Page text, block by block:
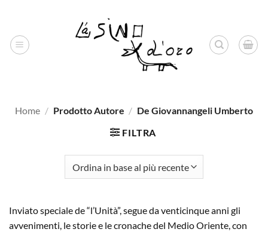
contenuti
Home / Prodotto Autore / De Giovannangeli Umberto
FILTRA
Inviato speciale de “l’Unità”, segue da venticinque anni gli
avvenimenti, le storie e le cronache del Medio Oriente, con